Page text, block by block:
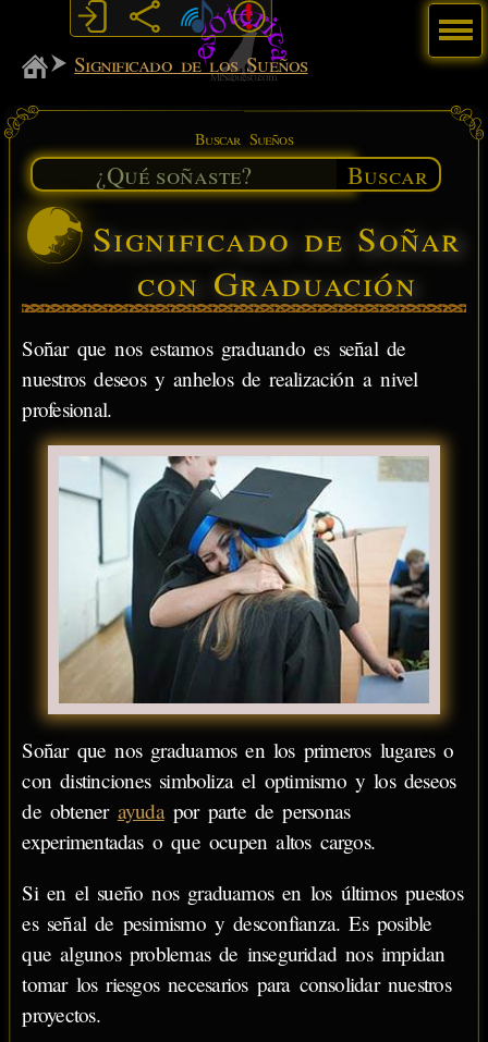
MiSabueso
Significado de los Sueños
Buscar Sueños
Buscar
Significado de Soñar
con Graduación
Soñar que nos estamos graduando es señal de
nuestros deseos y anhelos de realización a nivel
profesional.
Soñar que nos graduamos en los primeros lugares o
con distinciones simboliza el optimismo y los deseos
de obtener ayudapor parte de personas
experimentadas o que ocupen altos cargos.
Si en el sueño nos graduamos en los últimos puestos
es señal de pesimismo y desconfianza. Es posible
que algunos problemas de inseguridad nos impidan
tomar los riesgos necesarios para consolidar nuestros
proyectos.
Menú